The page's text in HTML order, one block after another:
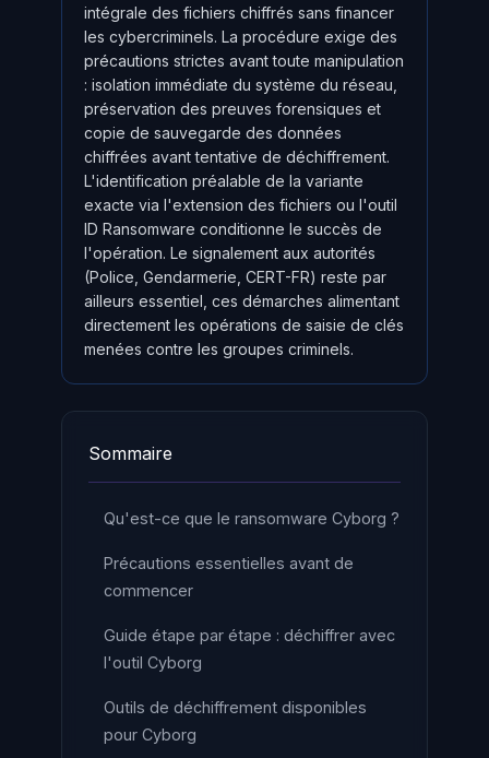
intégrale des fichiers chiffrés sans financer
les cybercriminels. La procédure exige des
précautions strictes avant toute manipulation
: isolation immédiate du système du réseau,
préservation des preuves forensiques et
copie de sauvegarde des données
chiffrées avant tentative de déchiffrement.
L'identification préalable de la variante
exacte via l'extension des fichiers ou l'outil
ID Ransomware conditionne le succès de
l'opération. Le signalement aux autorités
(Police, Gendarmerie, CERT-FR) reste par
ailleurs essentiel, ces démarches alimentant
directement les opérations de saisie de clés
menées contre les groupes criminels.
Sommaire
Qu'est-ce que le ransomware Cyborg ?
Précautions essentielles avant de
commencer
Guide étape par étape : déchiffrer avec
l'outil Cyborg
Outils de déchiffrement disponibles
pour Cyborg